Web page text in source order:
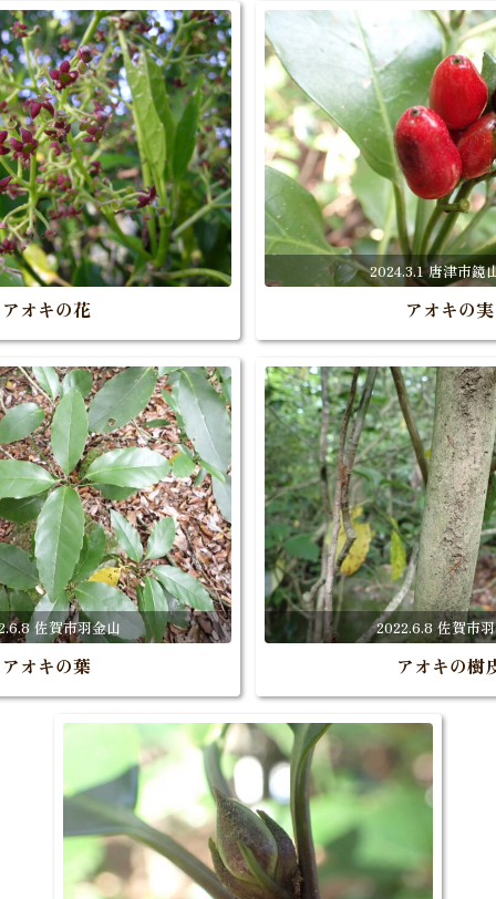
アオキの花
2024.3.1 唐津市鏡
アオキの実
佐賀市羽金山
アオキの葉
2022.6.8 佐賀市
アオキの樹